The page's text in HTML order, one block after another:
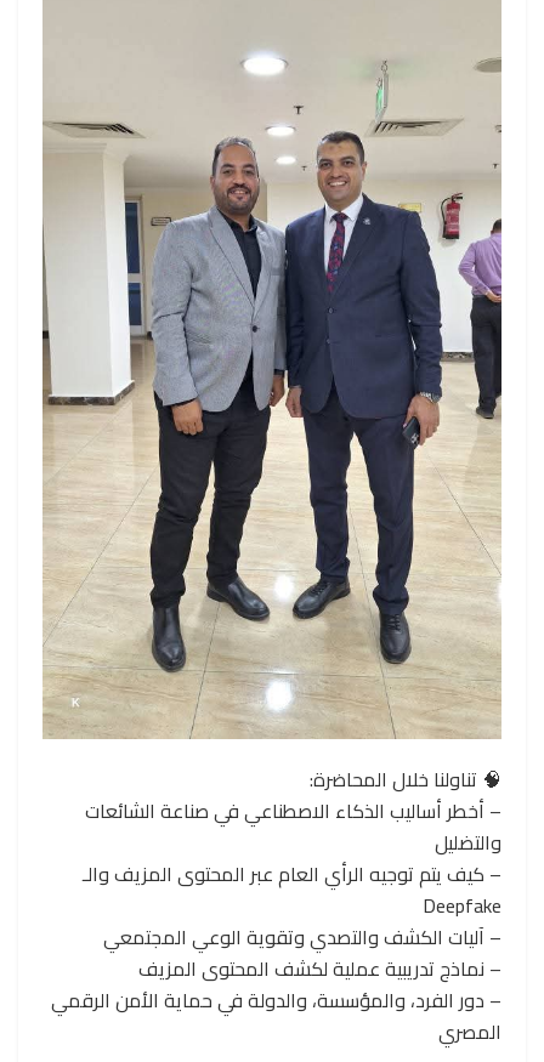
🧠 تناولنا خلال المحاضرة:
– أخطر أساليب الذكاء الاصطناعي في صناعة الشائعات
والتضليل
– كيف يتم توجيه الرأي العام عبر المحتوى المزيف والـ
Deepfake
– آليات الكشف والتصدي وتقوية الوعي المجتمعي
– نماذج تدريبية عملية لكشف المحتوى المزيف
– دور الفرد، والمؤسسة، والدولة في حماية الأمن الرقمي
المصري